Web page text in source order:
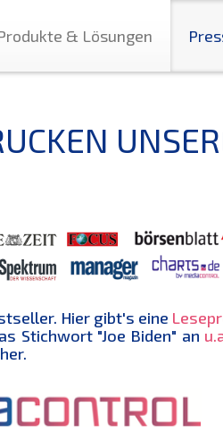
& Lösungen
Hier gibt's eine
Stichwort "Joe Biden" an